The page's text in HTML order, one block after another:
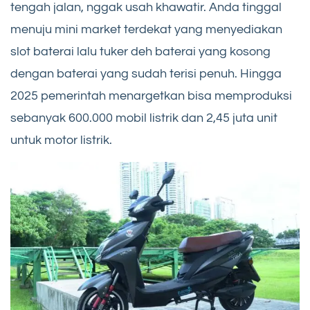
tengah jalan, nggak usah khawatir. Anda tinggal
menuju mini market terdekat yang menyediakan
slot baterai lalu tuker deh baterai yang kosong
dengan baterai yang sudah terisi penuh. Hingga
2025 pemerintah menargetkan bisa memproduksi
sebanyak 600.000 mobil listrik dan 2,45 juta unit
untuk motor listrik.